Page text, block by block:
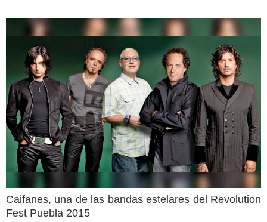
Caifanes, una de las bandas estelares del Revolution
Fest Puebla 2015